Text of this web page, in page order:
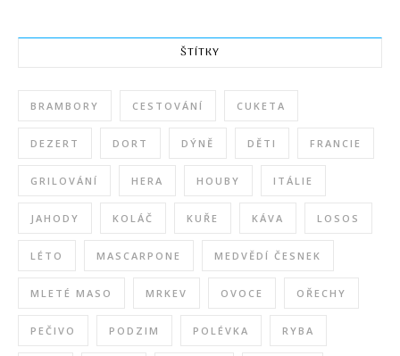
ŠTÍTKY
BRAMBORY CESTOVÁNÍ CUKETA
DEZERT DORT DÝNĚ DĚTI FRANCIE
GRILOVÁNÍ HERA HOUBY ITÁLIE
JAHODY KOLÁČ KUŘE KÁVA LOSOS
LÉTO MASCARPONE MEDVĚDÍ ČESNEK
MLETÉ MASO MRKEV OVOCE OŘECHY
PEČIVO PODZIM POLÉVKA RYBA